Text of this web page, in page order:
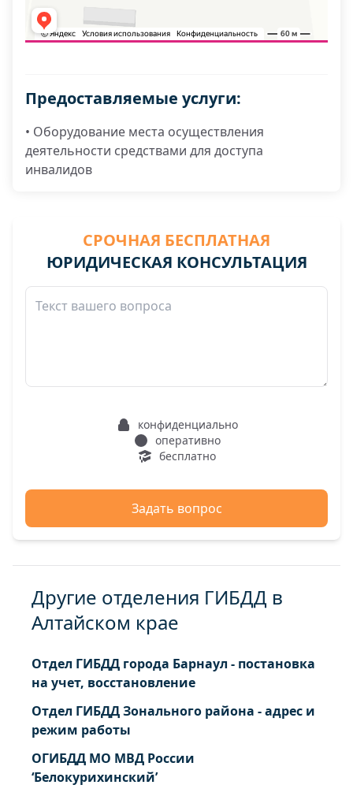
Предоставляемые услуги:
• Оборудование места осуществления
деятельности средствами для доступа
инвалидов
СРОЧНАЯ БЕСПЛАТНАЯ
ЮРИДИЧЕСКАЯ КОНСУЛЬТАЦИЯ
конфиденциально
оперативно
бесплатно
Задать вопрос
Другие отделения ГИБДД в
Алтайском крае
Отдел ГИБДД города Барнаул - постановка
на учет, восстановление
Отдел ГИБДД Зонального района - адрес и
режим работы
ОГИБДД МО МВД России
‘Белокурихинский’